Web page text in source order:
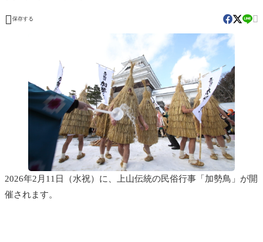
 保存する 
2026年2月11日（水祝）に、上山伝統の民俗行事「加勢鳥」が開
催されます。